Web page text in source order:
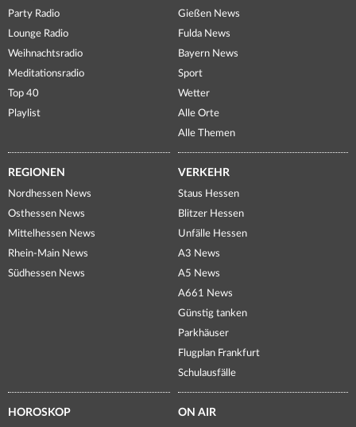
Party Radio
Lounge Radio
Weihnachtsradio
Meditationsradio
Top 40
Playlist
Gießen News
Fulda News
Bayern News
Sport
Wetter
Alle Orte
Alle Themen
REGIONEN
Nordhessen News
Osthessen News
Mittelhessen News
Rhein-Main News
Südhessen News
VERKEHR
Staus Hessen
Blitzer Hessen
Unfälle Hessen
A3 News
A5 News
A661 News
Günstig tanken
Parkhäuser
Flugplan Frankfurt
Schulausfälle
HOROSKOP ON AIR